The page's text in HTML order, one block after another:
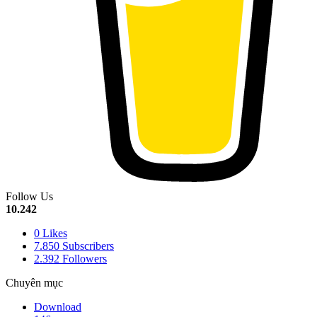
Follow Us
10.242
0 Likes
7.850 Subscribers
2.392 Followers
Chuyên mục
Download